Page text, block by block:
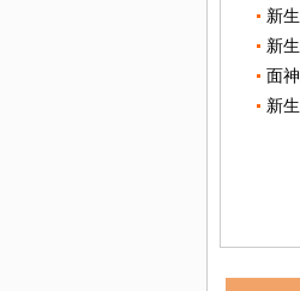
新
新
面
新